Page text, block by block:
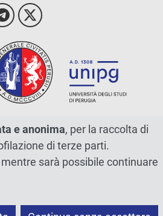
e anonima, per la raccolta di
di terze parti.
sarà possibile continuare